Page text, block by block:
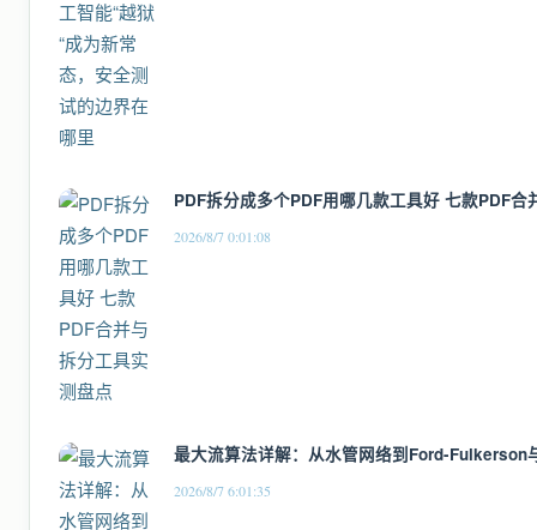
PDF拆分成多个PDF用哪几款工具好 七款PDF合
2026/8/7 0:01:08
最大流算法详解：从水管网络到Ford-Fulkerson
2026/8/7 6:01:35